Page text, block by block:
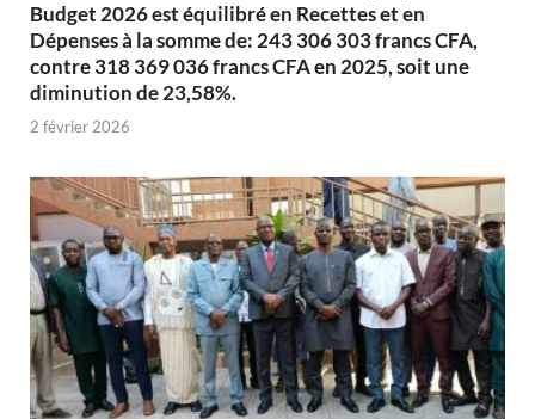
Budget 2026 est équilibré en Recettes et en
Dépenses à la somme de: 243 306 303 francs CFA,
contre 318 369 036 francs CFA en 2025, soit une
diminution de 23,58%.
2 février 2026